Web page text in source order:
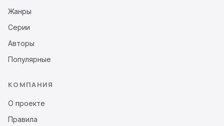
Жанры
Серии
Авторы
Популярные
КОМПАНИЯ
О проекте
Правила